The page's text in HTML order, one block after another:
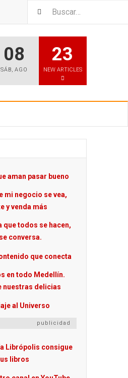
08
SÁB, AGO
23
NEW ARTICLES
publicidad